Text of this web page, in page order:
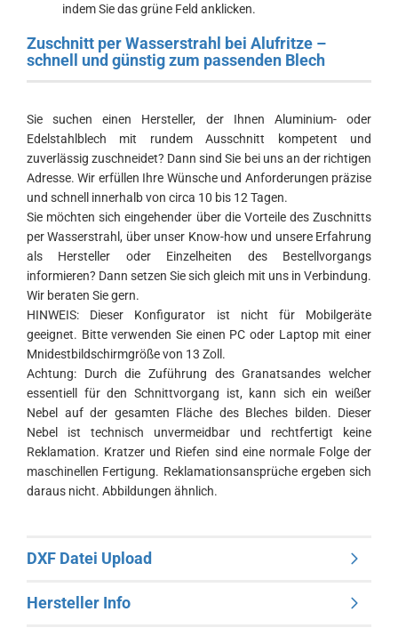
indem Sie das grüne Feld anklicken.
Zuschnitt per Wasserstrahl bei Alufritze –
schnell und günstig zum passenden Blech
Sie suchen einen Hersteller, der Ihnen Aluminium- oder
Edelstahlblech mit rundem Ausschnitt kompetent und
zuverlässig zuschneidet? Dann sind Sie bei uns an der richtigen
Adresse. Wir erfüllen Ihre Wünsche und Anforderungen präzise
und schnell innerhalb von circa 10 bis 12 Tagen.
Sie möchten sich eingehender über die Vorteile des Zuschnitts
per Wasserstrahl, über unser Know-how und unsere Erfahrung
als Hersteller oder Einzelheiten des Bestellvorgangs
informieren? Dann setzen Sie sich gleich mit uns in Verbindung.
Wir beraten Sie gern.
HINWEIS: Dieser Konfigurator ist nicht für Mobilgeräte
geeignet. Bitte verwenden Sie einen PC oder Laptop mit einer
Mnidestbildschirmgröße von 13 Zoll.
Achtung: Durch die Zuführung des Granatsandes welcher
essentiell für den Schnittvorgang ist, kann sich ein weißer
Nebel auf der gesamten Fläche des Bleches bilden. Dieser
Nebel ist technisch unvermeidbar und rechtfertigt keine
Reklamation. Kratzer und Riefen sind eine normale Folge der
maschinellen Fertigung. Reklamationsansprüche ergeben sich
daraus nicht. Abbildungen ähnlich.
DXF Datei Upload
Hersteller Info